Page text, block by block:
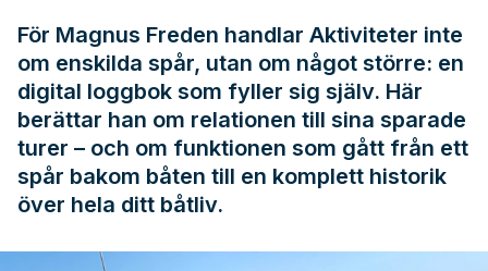
För Magnus Freden handlar Aktiviteter inte
om enskilda spår, utan om något större: en
digital loggbok som fyller sig själv. Här
berättar han om relationen till sina sparade
turer – och om funktionen som gått från ett
spår bakom båten till en komplett historik
över hela ditt båtliv.